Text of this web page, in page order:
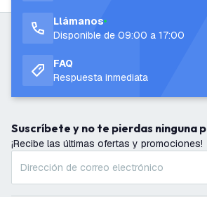
Llámanos
Disponible de 09:00 a 17:00
FAQ
Respuesta inmediata
Suscríbete y no te pierdas ninguna
¡Recibe las últimas ofertas y promociones!